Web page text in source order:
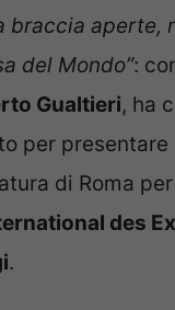
braccia aperte,
del Mondo”:
Gualtieri, ha
per presentare
di Roma per
des
.